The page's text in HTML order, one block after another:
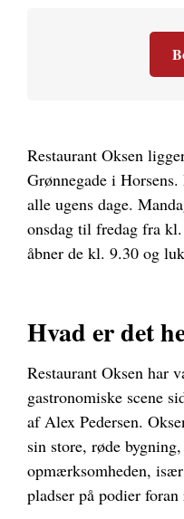
Restaurant Oksen
Grønnegade i
alle ugens dage.
onsdag til fredag fra
åbner de kl. 9.30 og
Hvad er det
Restaurant Oksen har
gastronomiske scene
af Alex Pedersen.
sin store, røde
opmærksomheden,
pladser på podier foran